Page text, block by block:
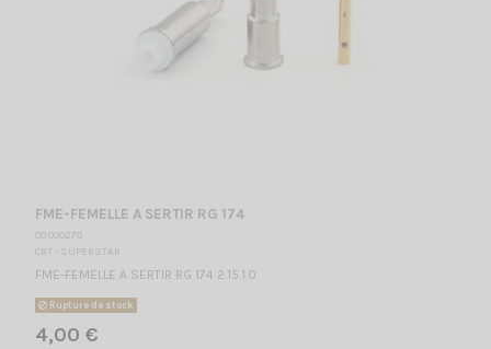
FME-FEMELLE A SERTIR RG 174
CO 000270
CRT - SUPERSTAR
FME-FEMELLE A SERTIR RG 174 2.15.1.0
Rupture de stock
4,00 €